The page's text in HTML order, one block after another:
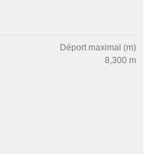
Déport maximal (m)
8,300 m